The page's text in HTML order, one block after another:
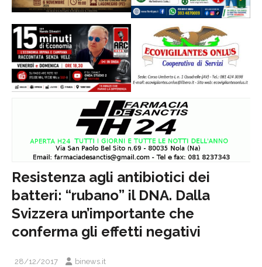
Resistenza agli antibiotici dei
batteri: “rubano” il DNA. Dalla
Svizzera un’importante che
conferma gli effetti negativi
28/12/2017 binews.it